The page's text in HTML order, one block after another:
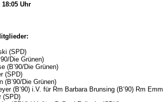
Uhr
(SPD)
Die Grünen)
(B’90/Die Grünen)
(SPD)
(B’90/Die Grünen)
(B’90) i.V. für Rm Barbara Brunsing (B’90) Rm
(SPD)